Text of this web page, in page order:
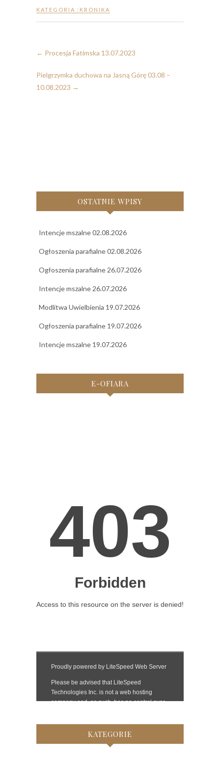
KATEGORIA : KRONIKA
← Procesja Fatimska 13.07.2023
Pielgrzymka duchowa na Jasną Górę 03.08 –
10.08.2023 →
OSTATNIE WPISY
Intencje mszalne 02.08.2026
Ogłoszenia parafialne 02.08.2026
Ogłoszenia parafialne 26.07.2026
Intencje mszalne 26.07.2026
Modlitwa Uwielbienia 19.07.2026
Ogłoszenia parafialne 19.07.2026
Intencje mszalne 19.07.2026
E-OFIARA
KATEGORIE